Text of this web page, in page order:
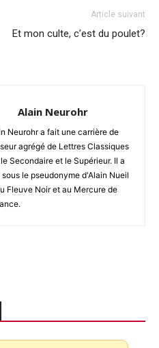
Article suivant
Et mon culte, c’est du poulet?
Alain Neurohr
Neurohr a fait une carrière de
agrégé de Lettres Classiques
Secondaire et le Supérieur. Il a
sous le pseudonyme d'Alain Nueil
Fleuve Noir et au Mercure de